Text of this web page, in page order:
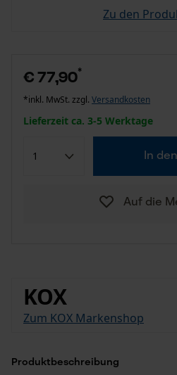
Zu den
€ 77,90*
*inkl. MwSt. zzgl. Versandkosten
Lieferzeit ca. 3-5 Werktage
In
Auf die
KOX
Zum KOX Markenshop
Produktbeschreibung